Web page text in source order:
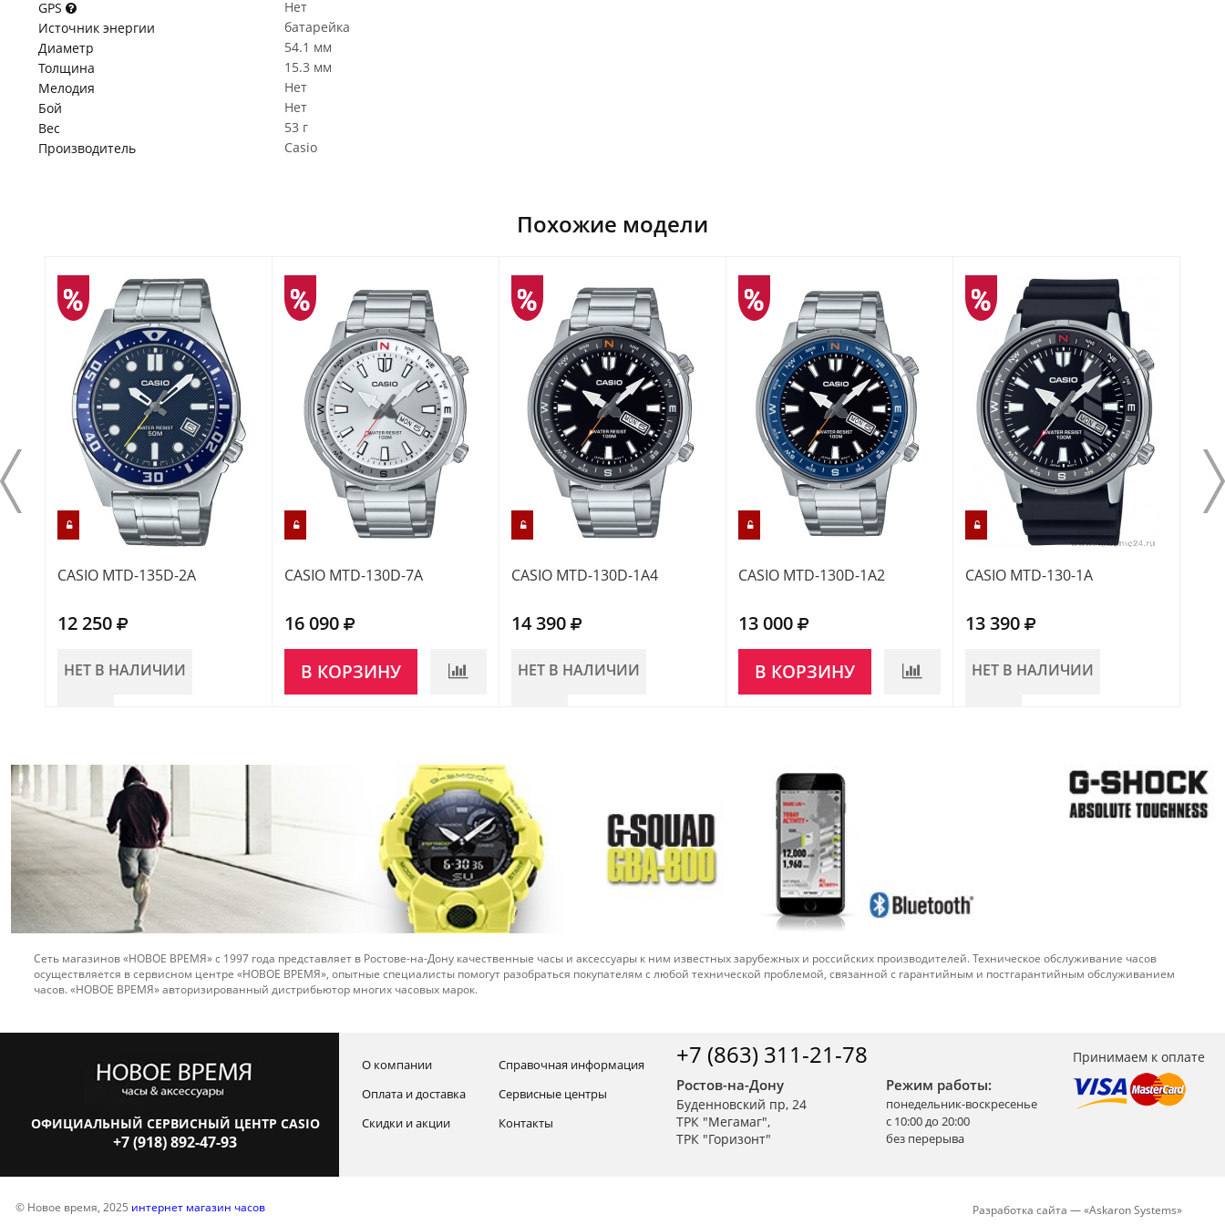
GPS
Нет
Источник энергии
батарейка
Диаметр
54.1 мм
Толщина
15.3 мм
Мелодия
Нет
Бой
Нет
Вес
53 г
Производитель
Casio
Похожие модели
CASIO MTD-135D-2A
12 250
НЕТ В НАЛИЧИИ
CASIO MTD-130D-7A
16 090
В КОРЗИНУ
CASIO MTD-130D-1A4
14 390
НЕТ В НАЛИЧИИ
CASIO MTD-130D-1A2
13 000
В КОРЗИНУ
CASIO MTD-130-1A
13 390
НЕТ В НАЛИЧИИ
Сеть магазинов «НОВОЕ ВРЕМЯ» с 1997 года представляет в Ростове-на-Дону качественные часы и аксессуары к ним известных зарубежных и российских производителей. Техническое обслуживание часов
осуществляется в сервисном центре «НОВОЕ ВРЕМЯ», опытные специалисты помогут разобраться покупателям с любой технической проблемой, связанной с гарантийным и постгарантийным обслуживанием
часов. «НОВОЕ ВРЕМЯ» авторизированный дистрибьютор многих часовых марок.
ОФИЦИАЛЬНЫЙ СЕРВИСНЫЙ ЦЕНТР CASIO
+7 (918) 892-47-93
О компании
Оплата и доставка
Скидки и акции
Справочная информация
Сервисные центры
Контакты
+7 (863) 311-21-78
Режим работы:
понедельник-воскресенье
с 10:00 до 20:00
без перерыва
Ростов-на-Дону
Буденновский пр, 24
ТРК "Мегамаг",
ТРК "Горизонт"
Принимаем к оплате
© Новое время, 2025 интернет магазин часов Разработка сайта —«Askaron Systems»